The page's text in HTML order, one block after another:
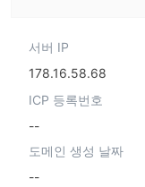
서버 IP
178.16.58.68
ICP 등록번호
--
도메인 생성 날짜
--